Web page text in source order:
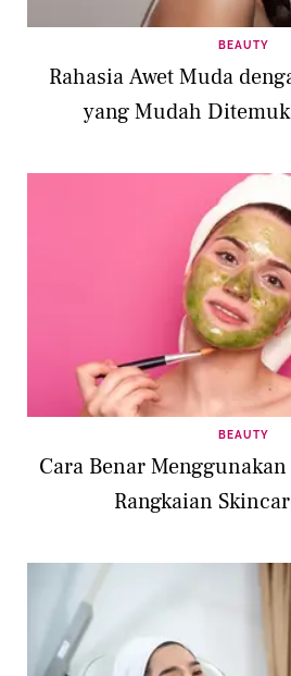
BEAUTY
Rahasia Awet Muda
yang Mudah
BEAUTY
Cara Benar
Rangkaian